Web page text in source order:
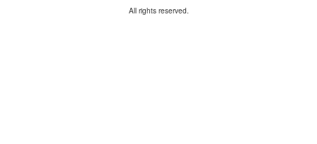
All rights reserved.